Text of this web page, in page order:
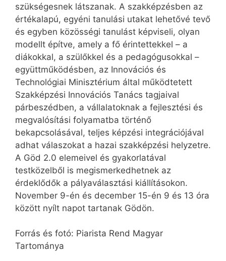
szükségesnek látszanak. A szakképzésben az
értékalapú, egyéni tanulási utakat lehetővé tevő
és egyben közösségi tanulást képviseli, olyan
modellt építve, amely a fő érintettekkel – a
diákokkal, a szülőkkel és a pedagógusokkal –
együttműködésben, az Innovációs és
Technológiai Minisztérium által működtetett
Szakképzési Innovációs Tanács tagjaival
párbeszédben, a vállalatoknak a fejlesztési és
megvalósítási folyamatba történő
bekapcsolásával, teljes képzési integrációjával
adhat válaszokat a hazai szakképzési helyzetre.
A Göd 2.0 elemeivel és gyakorlatával
testközelből is megismerkedhetnek az
érdeklődők a pályaválasztási kiállításokon.
November 9-én és december 15-én 9 és 13 óra
között nyílt napot tartanak Gödön.
Forrás és fotó: Piarista Rend Magyar
Tartománya